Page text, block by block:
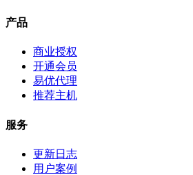
产品
商业授权
开通会员
易优代理
推荐主机
服务
更新日志
用户案例